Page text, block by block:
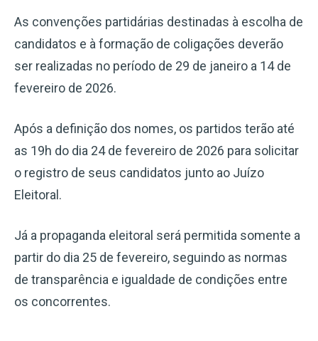
As convenções partidárias destinadas à escolha de
candidatos e à formação de coligações deverão
ser realizadas no período de 29 de janeiro a 14 de
fevereiro de 2026.
Após a definição dos nomes, os partidos terão até
as 19h do dia 24 de fevereiro de 2026 para solicitar
o registro de seus candidatos junto ao Juízo
Eleitoral.
Já a propaganda eleitoral será permitida somente a
partir do dia 25 de fevereiro, seguindo as normas
de transparência e igualdade de condições entre
os concorrentes.